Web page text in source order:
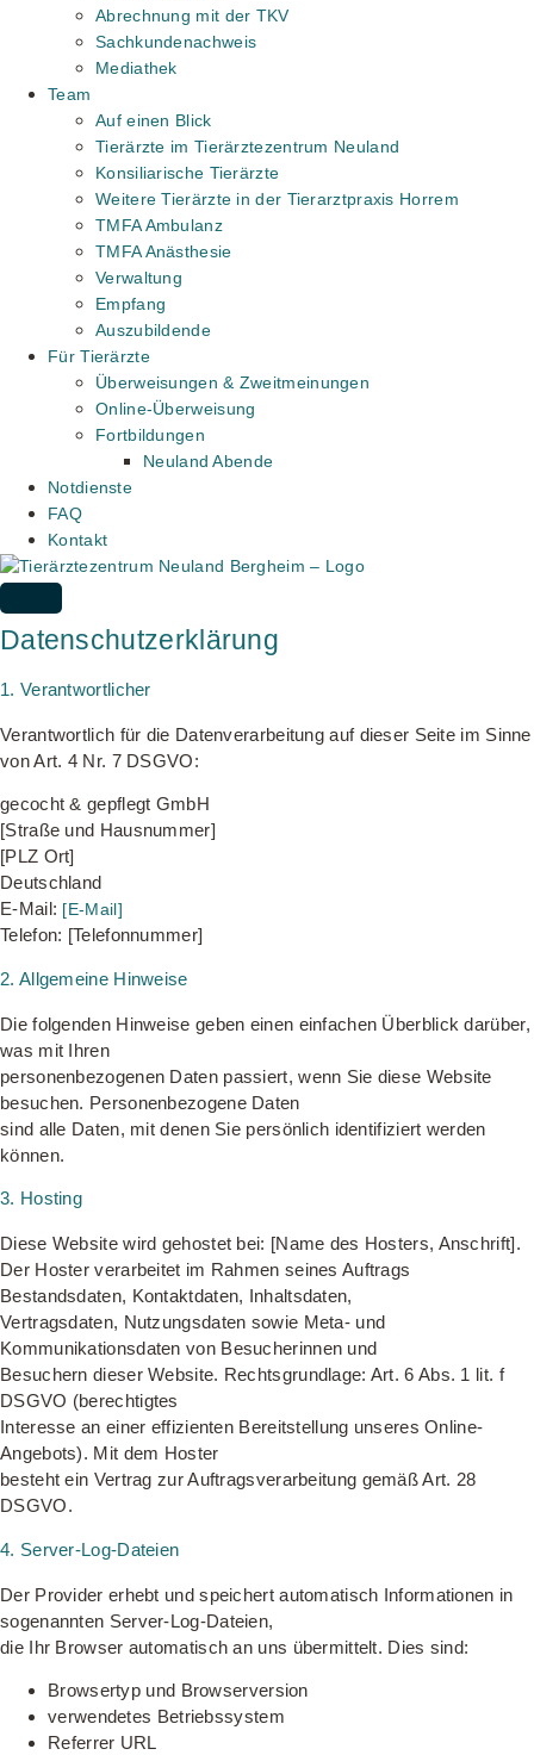
Abrechnung mit der TKV
Sachkundenachweis
Mediathek
Team
Auf einen Blick
Tierärzte im Tierärztezentrum Neuland
Konsiliarische Tierärzte
Weitere Tierärzte in der Tierarztpraxis Horrem
TMFA Ambulanz
TMFA Anästhesie
Verwaltung
Empfang
Auszubildende
Für Tierärzte
Überweisungen & Zweitmeinungen
Online-Überweisung
Fortbildungen
Neuland Abende
Notdienste
FAQ
Kontakt
Datenschutzerklärung
1. Verantwortlicher
Verantwortlich für die Datenverarbeitung auf dieser Seite im Sinne
von Art. 4 Nr. 7 DSGVO:
gecocht & gepflegt GmbH
[Straße und Hausnummer]
[PLZ Ort]
Deutschland
E-Mail: [E-Mail]
Telefon: [Telefonnummer]
2. Allgemeine Hinweise
Die folgenden Hinweise geben einen einfachen Überblick darüber,
was mit Ihren
personenbezogenen Daten passiert, wenn Sie diese Website
besuchen. Personenbezogene Daten
sind alle Daten, mit denen Sie persönlich identifiziert werden
können.
3. Hosting
Diese Website wird gehostet bei: [Name des Hosters, Anschrift].
Der Hoster verarbeitet im Rahmen seines Auftrags
Bestandsdaten, Kontaktdaten, Inhaltsdaten,
Vertragsdaten, Nutzungsdaten sowie Meta- und
Kommunikationsdaten von Besucherinnen und
Besuchern dieser Website. Rechtsgrundlage: Art. 6 Abs. 1 lit. f
DSGVO (berechtigtes
Interesse an einer effizienten Bereitstellung unseres Online-
Angebots). Mit dem Hoster
besteht ein Vertrag zur Auftragsverarbeitung gemäß Art. 28
DSGVO.
4. Server-Log-Dateien
Der Provider erhebt und speichert automatisch Informationen in
sogenannten Server-Log-Dateien,
die Ihr Browser automatisch an uns übermittelt. Dies sind:
Browsertyp und Browserversion
verwendetes Betriebssystem
Referrer URL